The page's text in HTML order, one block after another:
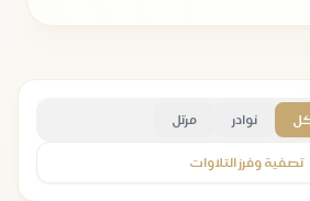
نوادر مرتل
تصفية وفرز التلاوات